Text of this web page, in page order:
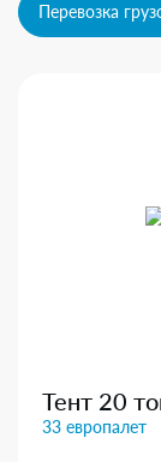
Перевозка
Тент 20
33 европалет